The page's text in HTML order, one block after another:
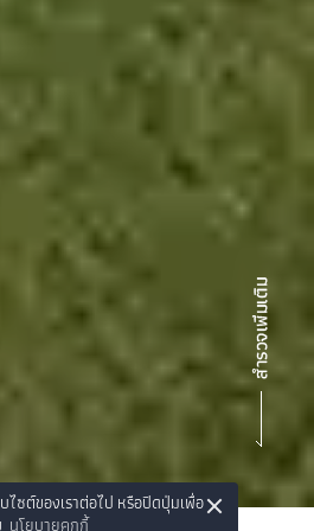
ไซต์ของเราต่อไป หรือปิดปุ่มเพื่อ
นโยบายคุกกี้
×